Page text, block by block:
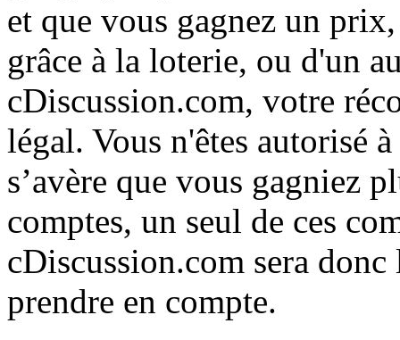
et que vous gagnez un
grâce à la loterie, ou d'un
cDiscussion.com, votre
légal. Vous n'êtes autorisé
s’avère que vous gagniez
comptes, un seul de ces
cDiscussion.com sera
prendre en compte.